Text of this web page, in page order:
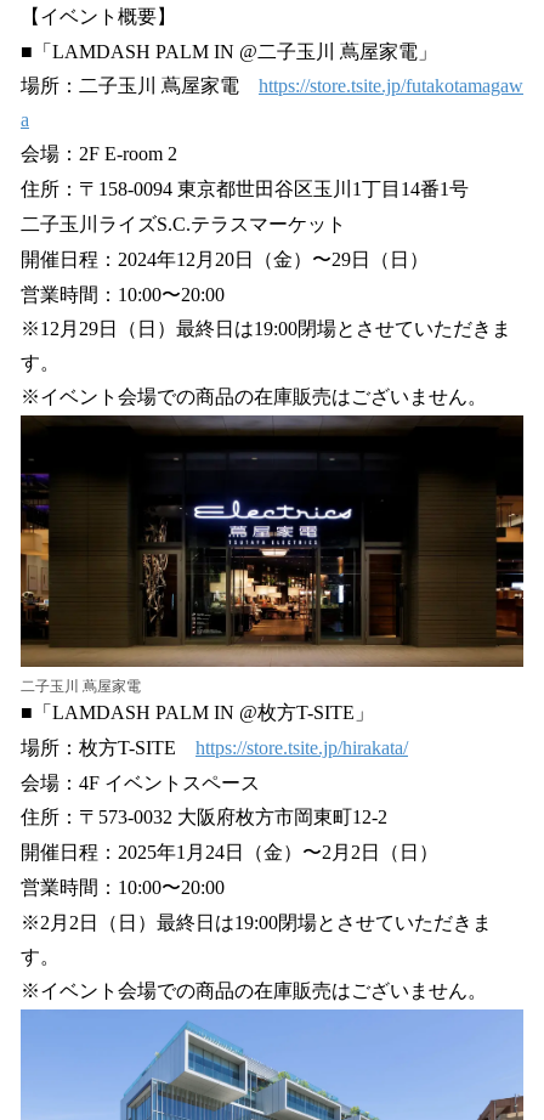
【イベント概要】
■「LAMDASH PALM IN @二子玉川 蔦屋家電」
場所：二子玉川 蔦屋家電 https://store.tsite.jp/futakotamagaw
a
会場：2F E-room 2
住所：〒158-0094 東京都世田谷区玉川1丁目14番1号
二子玉川ライズS.C.テラスマーケット
開催日程：2024年12月20日（金）〜29日（日）
営業時間：10:00〜20:00
※12月29日（日）最終日は19:00閉場とさせていただきま
す。
※イベント会場での商品の在庫販売はございません。
二子玉川 蔦屋家電
■「LAMDASH PALM IN @枚方T-SITE」
場所：枚方T-SITE https://store.tsite.jp/hirakata/
会場：4F イベントスペース
住所：〒573-0032 大阪府枚方市岡東町12-2
開催日程：2025年1月24日（金）〜2月2日（日）
営業時間：10:00〜20:00
※2月2日（日）最終日は19:00閉場とさせていただきま
す。
※イベント会場での商品の在庫販売はございません。